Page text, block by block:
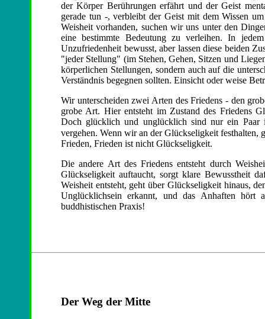
der Körper Berührungen erfährt und der Geist
gerade tun -, verbleibt der Geist mit dem Wissen
Weisheit vorhanden, suchen wir uns unter den
eine bestimmte Bedeutung zu verleihen. In
Unzufriedenheit bewusst, aber lassen diese beiden
"jeder Stellung" (im Stehen, Gehen, Sitzen und
körperlichen Stellungen, sondern auch auf die
Verständnis begegnen sollten. Einsicht oder weise
Wir unterscheiden zwei Arten des Friedens - den
grobe Art. Hier entsteht im Zustand des Friedens
Doch glücklich und unglücklich sind nur ein Paar
vergehen. Wenn wir an der Glückseligkeit festhalten,
Frieden, Frieden ist nicht Glückseligkeit.
Die andere Art des Friedens entsteht durch
Glückseligkeit auftaucht, sorgt klare Bewusstheit
Weisheit entsteht, geht über Glückseligkeit hinaus,
Unglücklichsein erkannt, und das Anhaften
buddhistischen Praxis!
Der Weg der Mitte